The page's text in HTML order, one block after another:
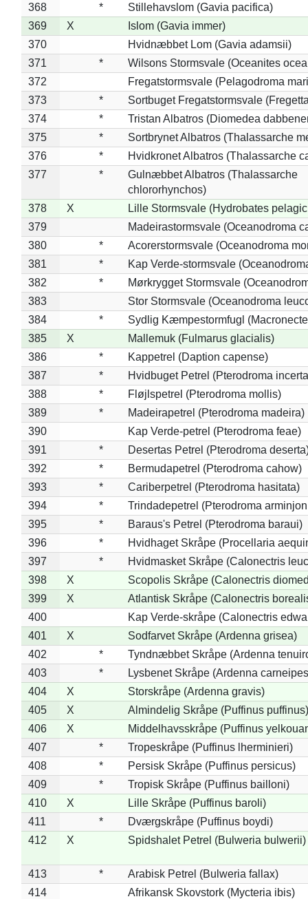
368
*
Stillehavslom (Gavia pacifica)
369
X
Islom (Gavia immer)
370
Hvidnæbbet Lom (Gavia adamsii)
371
*
Wilsons Stormsvale (Oceanites
372
Fregatstormsvale (Pelagodroma
373
*
Sortbuget Fregatstormsvale
374
*
Tristan Albatros (Diomedea
375
*
Sortbrynet Albatros (Thalassarche
376
*
Hvidkronet Albatros (Thalassarche
377
*
Gulnæbbet Albatros (Thalassarche
chlororhynchos)
378
X
Lille Stormsvale (Hydrobates
379
Madeirastormsvale (Oceanodroma
380
*
Acorerstormsvale (Oceanodroma
381
*
Kap Verde-stormsvale
382
*
Mørkrygget Stormsvale
383
Stor Stormsvale (Oceanodroma
384
*
Sydlig Kæmpestormfugl
385
X
Mallemuk (Fulmarus glacialis)
386
*
Kappetrel (Daption capense)
387
*
Hvidbuget Petrel (Pterodroma
388
*
Fløjlspetrel (Pterodroma mollis)
389
*
Madeirapetrel (Pterodroma madeira)
390
Kap Verde-petrel (Pterodroma feae)
391
*
Desertas Petrel (Pterodroma
392
*
Bermudapetrel (Pterodroma cahow)
393
*
Cariberpetrel (Pterodroma hasitata)
394
*
Trindadepetrel (Pterodroma
395
*
Baraus's Petrel (Pterodroma baraui)
396
*
Hvidhaget Skråpe (Procellaria
397
*
Hvidmasket Skråpe (Calonectris
398
X
Scopolis Skråpe (Calonectris
399
X
Atlantisk Skråpe (Calonectris
400
Kap Verde-skråpe (Calonectris
401
X
Sodfarvet Skråpe (Ardenna grisea)
402
*
Tyndnæbbet Skråpe (Ardenna
403
*
Lysbenet Skråpe (Ardenna
404
X
Storskråpe (Ardenna gravis)
405
X
Almindelig Skråpe (Puffinus puffinus)
406
X
Middelhavsskråpe (Puffinus
407
*
Tropeskråpe (Puffinus lherminieri)
408
*
Persisk Skråpe (Puffinus persicus)
409
*
Tropisk Skråpe (Puffinus bailloni)
410
X
Lille Skråpe (Puffinus baroli)
411
*
Dværgskråpe (Puffinus boydi)
412
X Spidshalet Petrel (Bulweria bulwerii)
413 *
Arabisk Petrel (Bulweria fallax)
414
Afrikansk Skovstork (Mycteria ibis)